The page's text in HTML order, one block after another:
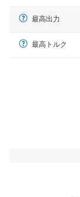
最高出力
最高トルク